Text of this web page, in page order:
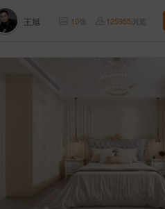
王旭 10张 125955浏览